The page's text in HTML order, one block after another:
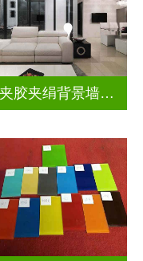
夹丝夹胶夹绢背景墙玻璃